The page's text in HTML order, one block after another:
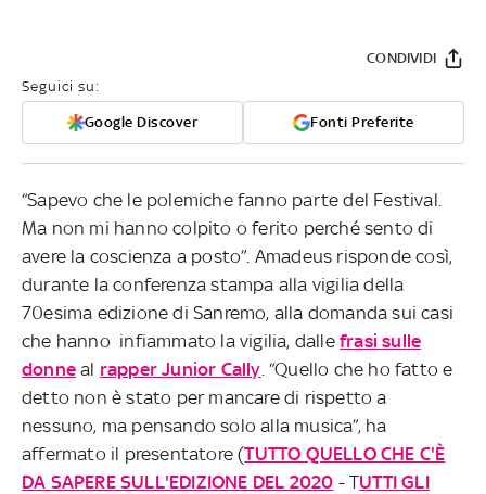
Seguici su:
Google Discover Fonti Preferite
CONDIVIDI
“Sapevo che le polemiche fanno parte del Festival.
Ma non mi hanno colpito o ferito perché sento di
avere la coscienza a posto”. Amadeus risponde così,
durante la conferenza stampa alla vigilia della
70esima edizione di Sanremo, alla domanda sui casi
che hanno infiammato la vigilia, dalle frasi sulle
donne al rapper Junior Cally . “Quello che ho fatto e
detto non è stato per mancare di rispetto a
nessuno, ma pensando solo alla musica”, ha
affermato il presentatore (TUTTO QUELLO CHE C'È
DA SAPERE SULL'EDIZIONE DEL 2020 - TUTTI GLI